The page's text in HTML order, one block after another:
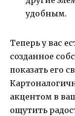
удобным.
Теперь у вас
созданное
показать его
акцентом в
ощутить